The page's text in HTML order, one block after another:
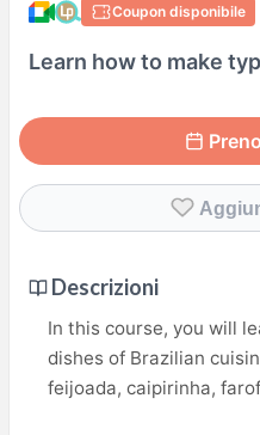
Coupon disponibile
Learn how to make
Descrizioni
In this course, you will
dishes of Brazilian
feijoada, caipirinha,